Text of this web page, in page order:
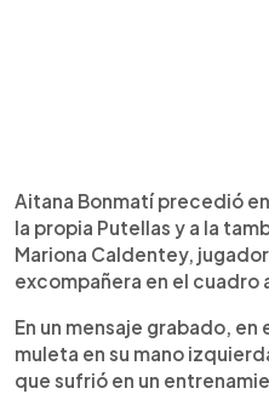
Aitana Bonmatí precedió
la propia Putellas y a la
Mariona Caldentey,
excompañera en el cuadro
En un mensaje grabado,
muleta en su mano
que sufrió en un